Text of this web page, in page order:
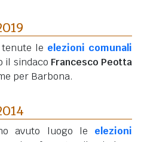
tenute le elezioni comunali
il sindaco Francesco Peotta
per Barbona.
avuto luogo le elezioni